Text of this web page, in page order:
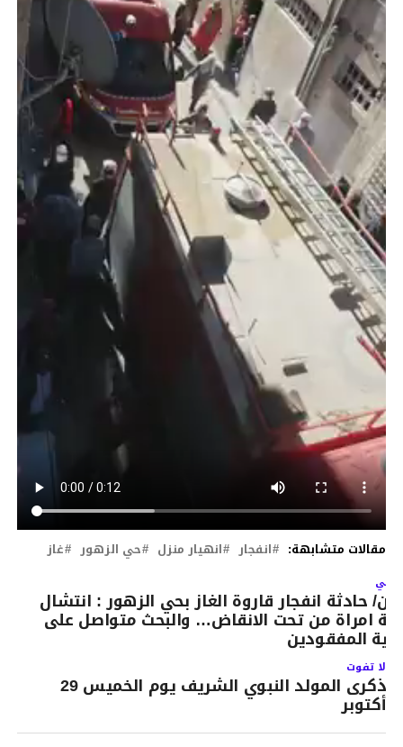
مقالات متشابهة: انفجار انهيار منزل حي الزهور غاز
حادثة انفجار قاروة الغاز بحي الزهور : انتشال
امراة من تحت الانقاض… والبحث متواصل على
المفقودين
لا تفوت
ذكرى المولد النبوي الشريف يوم الخميس 29
أكتوبر